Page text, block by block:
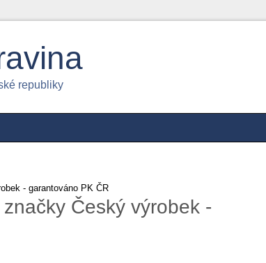
republiky
- garantováno PK ČR
Český výrobek -